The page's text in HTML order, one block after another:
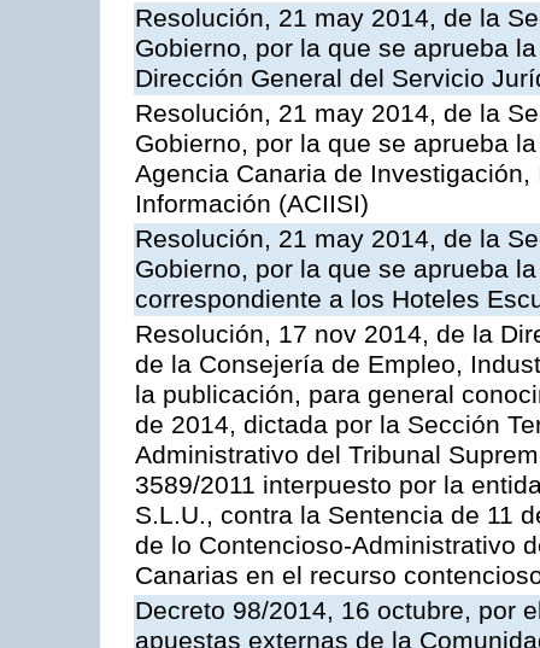
Resolución, 21 may 2014, de la
Gobierno, por la que se aprueba
Dirección General del Servicio
Resolución, 21 may 2014, de la
Gobierno, por la que se aprueba
Agencia Canaria de
Información (ACIISI)
Resolución, 21 may 2014, de la
Gobierno, por la que se aprueba
correspondiente a los Hoteles
Resolución, 17 nov 2014, de la
de la Consejería de Empleo,
la publicación, para general
de 2014, dictada por la Sección
Administrativo del Tribunal
3589/2011 interpuesto por la
S.L.U., contra la Sentencia de 11
de lo Contencioso-Administrativo
Canarias en el recurso
Decreto 98/2014, 16 octubre, por
apuestas externas de la